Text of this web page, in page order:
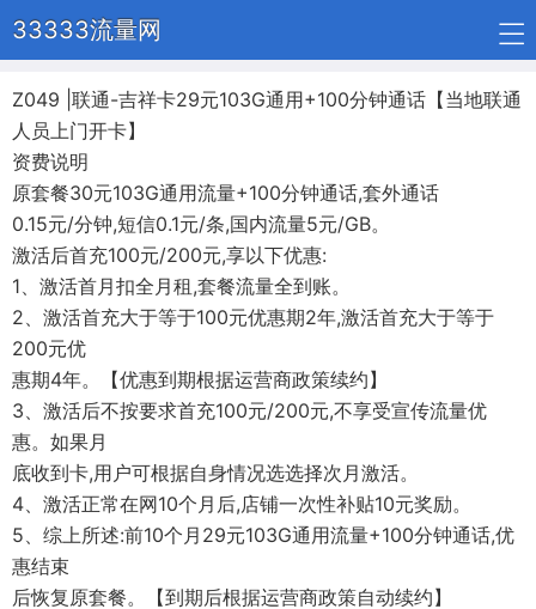
33333流量网
Z049 |联通-吉祥卡29元103G通用+100分钟通话【当地联通
人员上门开卡】
资费说明
原套餐30元103G通用流量+100分钟通话,套外通话
0.15元/分钟,短信0.1元/条,国内流量5元/GB。
激活后首充100元/200元,享以下优惠:
1、激活首月扣全月租,套餐流量全到账。
2、激活首充大于等于100元优惠期2年,激活首充大于等于
200元优
惠期4年。【优惠到期根据运营商政策续约】
3、激活后不按要求首充100元/200元,不享受宣传流量优
惠。如果月
底收到卡,用户可根据自身情况选选择次月激活。
4、激活正常在网10个月后,店铺一次性补贴10元奖励。
5、综上所述:前10个月29元103G通用流量+100分钟通话,优
惠结束
后恢复原套餐。【到期后根据运营商政策自动续约】